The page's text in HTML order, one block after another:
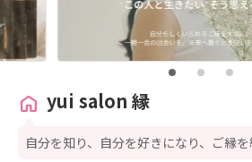
yui salon 縁
自分を知り、自分を好きになり、ご縁を